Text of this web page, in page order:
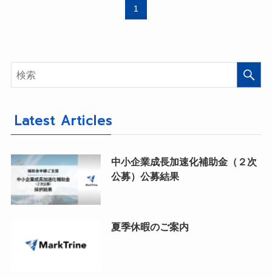
1
Latest Articles
中小企業成長加速化補助金（２次
公募）公募結果
夏季休暇のご案内